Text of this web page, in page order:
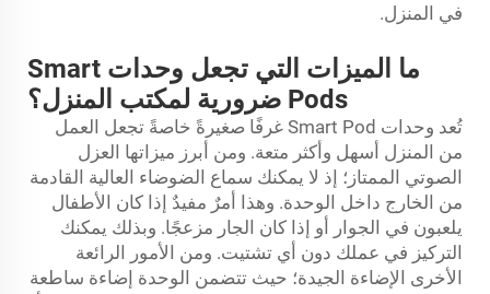
في المنزل.
ما الميزات التي تجعل وحدات Smart
Pods ضرورية لمكتب المنزل؟
تُعد وحدات Smart Pod غرفًا صغيرةً خاصةً تجعل العمل
من المنزل أسهل وأكثر متعة. ومن أبرز ميزاتها العزل
الصوتي الممتاز؛ إذ لا يمكنك سماع الضوضاء العالية القادمة
من الخارج داخل الوحدة. وهذا أمرٌ مفيدٌ إذا كان الأطفال
يلعبون في الجوار أو إذا كان الجار مزعجًا. وبذلك يمكنك
التركيز في عملك دون أي تشتيت. ومن الأمور الرائعة
الأخرى الإضاءة الجيدة؛ حيث تتضمن الوحدة إضاءة ساطعة